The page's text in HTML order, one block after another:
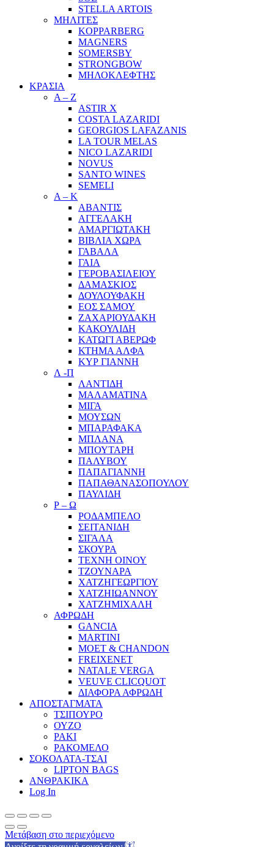
STELLA ARTOIS
ΜΗΛΙΤΕΣ
KOPPARBERG
MAGNERS
SOMERSBY
STRONGBOW
ΜΗΛΟΚΛΕΦΤΗΣ
ΚΡΑΣΙΑ
A – Z
ASTIR X
COSTA LAZARIDI
GEORGIOS LAFAZANIS
LA TOUR MELAS
NICO LAZARIDI
NOVUS
SANTO WINES
SEMELI
Α – Κ
ΑΒΑΝΤΙΣ
ΑΓΓΕΛΑΚΗ
ΑΜΑΡΓΙΩΤΑΚΗ
ΒΙΒΛΙΑ ΧΩΡΑ
ΓΑΒΑΛΑ
ΓΑΙΑ
ΓΕΡΟΒΑΣΙΛΕΙΟΥ
ΔΑΜΑΣΚΙΟΣ
ΔΟΥΛΟΥΦΑΚΗ
ΕΟΣ ΣΑΜΟΥ
ΖΑΧΑΡΙΟΥΔΑΚΗ
ΚΑΚΟΥΛΙΔΗ
ΚΑΤΩΓΙ ΑΒΕΡΩΦ
ΚΤΗΜΑ ΑΛΦΑ
ΚΥΡ ΓΙΑΝΝΗ
Λ -Π
ΛΑΝΤΙΔΗ
ΜΑΛΑΜΑΤΙΝΑ
ΜΙΓΑ
ΜΟΥΣΩΝ
ΜΠΑΡΑΦΑΚΑ
ΜΠΛΑΝΑ
ΜΠΟΥΤΑΡΗ
ΠΑΛΥΒΟΥ
ΠΑΠΑΓΙΑΝΝΗ
ΠΑΠΑΘΑΝΑΣΟΠΟΥΛΟΥ
ΠΑΥΛΙΔΗ
Ρ – Ω
ΡΟΔΑΜΠΕΛΟ
ΣΕΙΤΑΝΙΔΗ
ΣΙΓΑΛΑ
ΣΚΟΥΡΑ
ΤΕΧΝΗ ΟΙΝΟΥ
ΤΖΟΥΝΑΡΑ
ΧΑΤΖΗΓΕΩΡΓΙΟΥ
ΧΑΤΖΗΙΩΑΝΝΟΥ
ΧΑΤΖΗΜΙΧΑΛΗ
ΑΦΡΩΔΗ
GANCIA
MARTINI
MOET & CHANDON
FREIXENET
NATALE VERGA
VEUVE CLICQUOT
ΔΙΑΦΟΡΑ ΑΦΡΩΔΗ
ΑΠΟΣΤΑΓΜΑΤΑ
ΤΣΙΠΟΥΡΟ
ΟΥΖΟ
ΡΑΚΙ
ΡΑΚΟΜΕΛΟ
ΣΟΚΟΛΑΤΑ-ΤΣΑΙ
LIPTON BAGS
ΑΝΘΡΑΚΙΚΑ
Log In
Μετάβαση στο περιεχόμενο